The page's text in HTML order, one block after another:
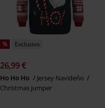
% Exclusivo
26,99 €
Ho Ho Ho
Jersey Navideño
Christmas jumper